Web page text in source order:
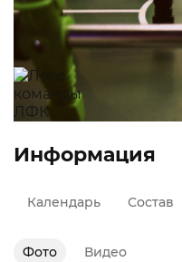
Информация
Календарь Состав
Фото Видео